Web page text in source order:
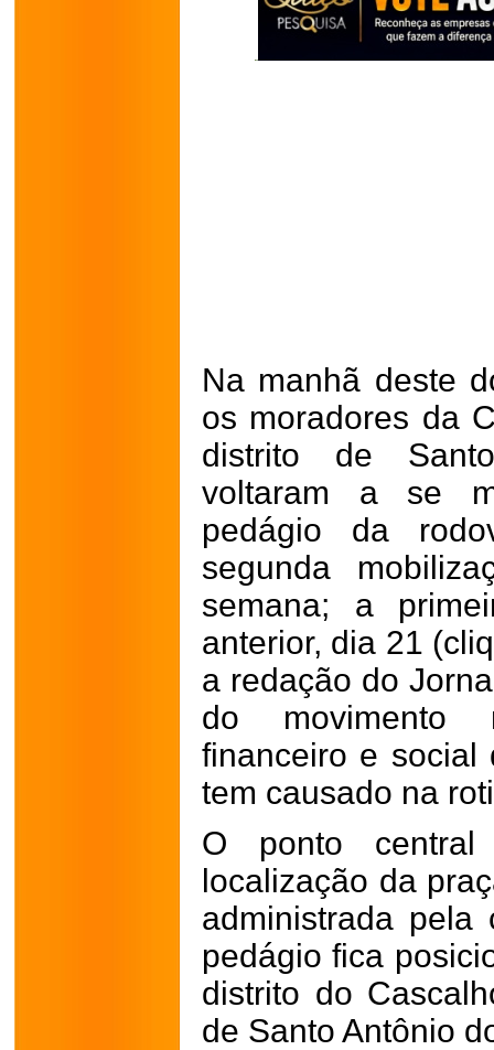
Na manhã deste
os moradores da
distrito de
voltaram a se
pedágio da
segunda
semana; a
anterior, dia 21
a redação do
do movimento
financeiro e social
tem causado na
O ponto
localização da
administrada pela
pedágio fica
distrito do
de Santo Antônio